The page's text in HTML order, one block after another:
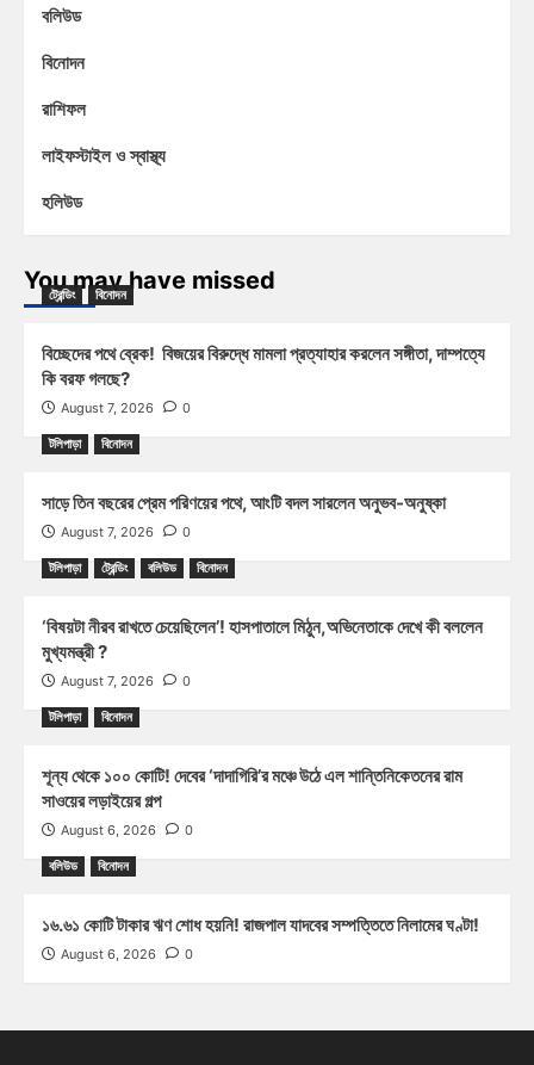
বলিউড
বিনোদন
রাশিফল
লাইফস্টাইল ও স্বাস্থ্য
হলিউড
You may have missed
ট্রেন্ডিং বিনোদন
বিচ্ছেদের পথে ব্রেক! বিজয়ের বিরুদ্ধে মামলা প্রত্যাহার করলেন সঙ্গীতা, দাম্পত্যে
কি বরফ গলছে?
August 7, 2026 0
টলিপাড়া বিনোদন
সাড়ে তিন বছরের প্রেম পরিণয়ের পথে, আংটি বদল সারলেন অনুভব-অনুষ্কা
August 7, 2026 0
টলিপাড়া ট্রেন্ডিং বলিউড বিনোদন
‘বিষয়টা নীরব রাখতে চেয়েছিলেন’! হাসপাতালে মিঠুন,অভিনেতাকে দেখে কী বললেন
মুখ্যমন্ত্রী ?
August 7, 2026 0
টলিপাড়া বিনোদন
শূন্য থেকে ১০০ কোটি! দেবের ‘দাদাগিরি’র মঞ্চে উঠে এল শান্তিনিকেতনের রাম
সাওয়ের লড়াইয়ের গল্প
August 6, 2026 0
বলিউড বিনোদন
১৬.৬১ কোটি টাকার ঋণ শোধ হয়নি! রাজপাল যাদবের সম্পত্তিতে নিলামের ঘণ্টা!
August 6, 2026 0